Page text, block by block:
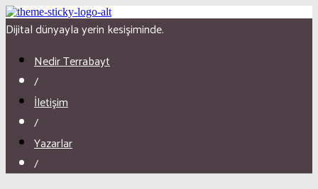
Dijital dünyayla yerin kesişiminde.
Nedir Terrabayt
/
İletişim
/
Yazarlar
/